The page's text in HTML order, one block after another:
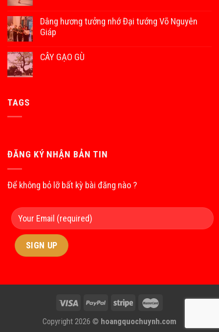
Dâng hương tưởng nhớ Đại tướng Võ Nguyên
Giáp
CÂY GẠO GÙ
TAGS
ĐĂNG KÝ NHẬN BẢN TIN
Để không bỏ lỡ bất kỳ bài đăng nào ?
Copyright 2026 © hoangquochuynh.com